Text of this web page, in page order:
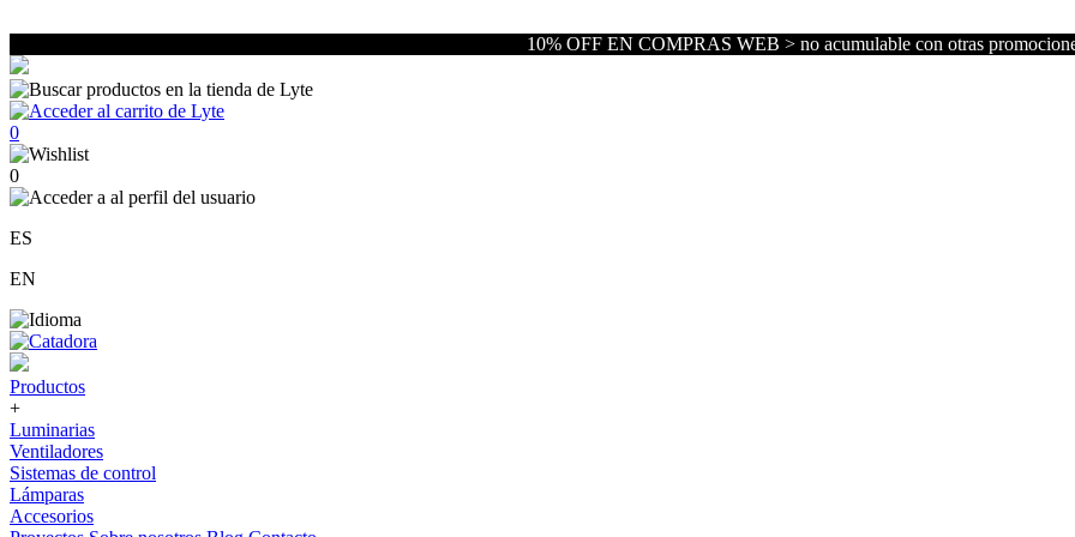
10% OFF EN COMPRAS WEB > no acumulable con otras
0
0
ES
EN
Productos
+
Luminarias
Ventiladores
Sistemas de control
Lámparas
Accesorios